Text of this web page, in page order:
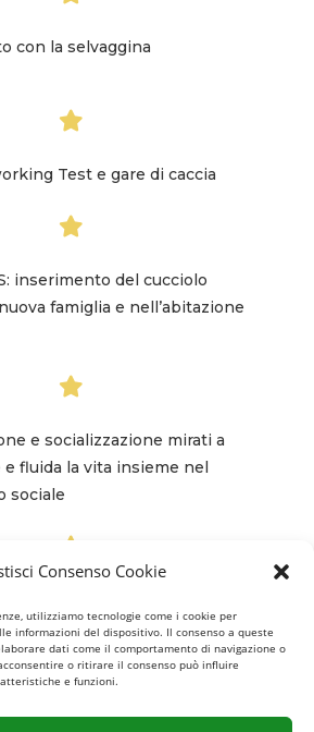
Consenso Cookie
utilizziamo tecnologie come i cookie per
informazioni del dispositivo. Il consenso a queste
dati come il comportamento di navigazione o
o ritirare il consenso può influire
e funzioni.
con la selvaggina
Test e gare di caccia
inserimento del cucciolo
famiglia e nell’abitazione
e socializzazione mirati a
fluida la vita insieme nel
sociale